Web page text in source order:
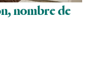
nombre de